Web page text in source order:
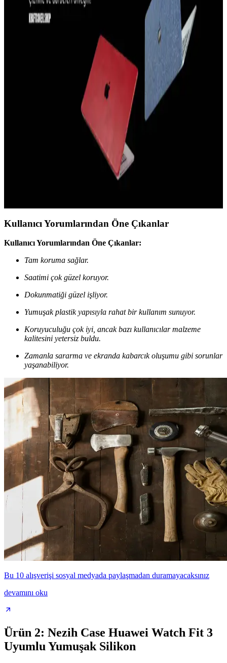
Tavsiyeleri
İPhone 14 Plus için dayanıklı, şık ve koruma sağlayan kılıf
önerileriyle cihazınızı güvenle kullanın, malzeme ve tasarım
seçenekleriyle kişisel tarzınıza uygun modelleri keşfedin.
iPhone 15 Pro Kamera Koruma Kılıfları: Tasarım
iPhone 15 Pro için tasarlanan kamera koruma kılıfları, lensleri
çizilmelere ve darbelere karşı korurken, hafif ve estetik yapısıyla
kullanım kolaylığı sağlar.
Elektronik Cihazlar İçin En İyi Kılıf Seçenekleri ve
Koruma Özellikleri Rehberi
Elektronik cihazların güvenliği ve estetiği için doğru kılıf seçimi
önemlidir. Bu rehberde, çeşitli materyaller ve koruma özellikleri
Kullanıcı Yorumlarından Öne Çıkanlar
Kullanıcı Yorumlarından Öne Çıkanlar:
Tam koruma sağlar.
Saatimi çok güzel koruyor.
Dokunmatiği güzel işliyor.
Yumuşak plastik yapısıyla rahat bir kullanım sunuyor.
Koruyuculuğu çok iyi, ancak bazı kullanıcılar malzeme
kalitesini yetersiz buldu.
Zamanla sararma ve ekranda kabarcık oluşumu gibi sorunlar
yaşanabiliyor.
Bu 10 alışverişi sosyal medyada paylaşmadan duramayacaksınız
devamını oku
Ürün 2: Nezih Case Huawei Watch Fit 3
Uyumlu Yumuşak Silikon